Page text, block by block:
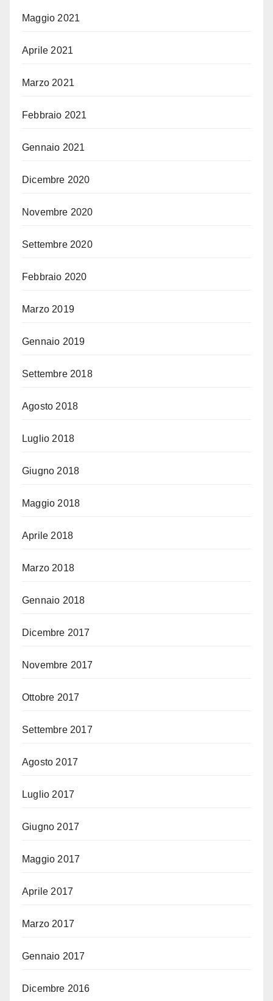
Maggio 2021
Aprile 2021
Marzo 2021
Febbraio 2021
Gennaio 2021
Dicembre 2020
Novembre 2020
Settembre 2020
Febbraio 2020
Marzo 2019
Gennaio 2019
Settembre 2018
Agosto 2018
Luglio 2018
Giugno 2018
Maggio 2018
Aprile 2018
Marzo 2018
Gennaio 2018
Dicembre 2017
Novembre 2017
Ottobre 2017
Settembre 2017
Agosto 2017
Luglio 2017
Giugno 2017
Maggio 2017
Aprile 2017
Marzo 2017
Gennaio 2017
Dicembre 2016